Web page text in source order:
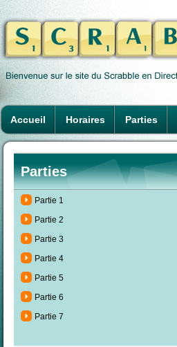
Accueil Horaires Parties
Parties
Partie 1
Partie 2
Partie 3
Partie 4
Partie 5
Partie 6
Partie 7